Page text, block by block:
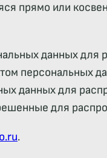
прямо или
данных для
персональных
данных для
для
.